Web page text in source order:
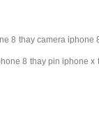
8 thay camera iphone
8 thay pin iphone x